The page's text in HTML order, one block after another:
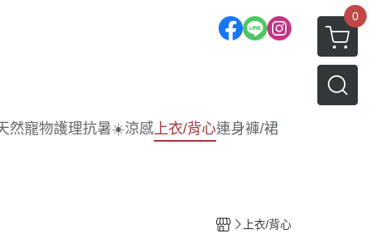
0
然寵物護理抗暑☀️涼感上衣/背心連身褲/裙
上衣/背心